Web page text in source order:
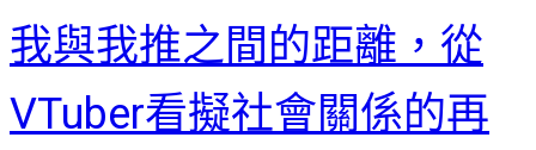
我與我推之間的距離，從
VTuber看擬社會關係的再